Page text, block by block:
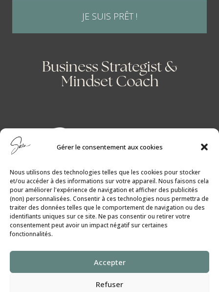
Gérer le consentement aux cookies
Nous utilisons des technologies telles que les cookies pour stocker
et/ou accéder à des informations sur votre appareil. Nous faisons cela
pour améliorer l'expérience de navigation et afficher des publicités
(non) personnalisées. Consentir à ces technologies nous permettra de
traiter des données telles que le comportement de navigation ou des
identifiants uniques sur ce site. Ne pas consentir ou retirer votre
consentement peut avoir un impact négatif sur certaines
fonctionnalités.
Accepter
Refuser
JE SUIS PRÊT !
Business Strategist &
Mindset Coach
Politique de Cookies│Politique de
Confidentialité